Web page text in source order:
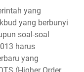
yang
yang berbunyi
soal-soal
harus
yang